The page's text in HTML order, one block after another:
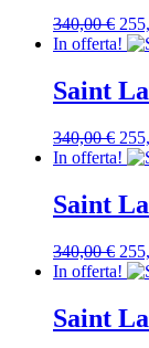
340,00€ Il
era:
In offerta!
Saint
340,00€ Il
era:
In offerta!
Saint
340,00€ Il
era:
In offerta!
Saint